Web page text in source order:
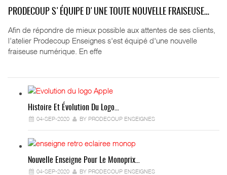
PRODECOUP S'ÉQUIPE D'UNE TOUTE NOUVELLE FRAISEUSE…
Afin de répondre de mieux possible aux attentes de ses clients,
l’atelier Prodecoup Enseignes s'est équipé d'une nouvelle
fraiseuse numérique. En effe
Histoire Et Évolution Du Logo…
04-SEP-2020 BY PRODECOUP ENSEIGNES
Nouvelle Enseigne Pour Le Monoprix…
04-SEP-2020 BY PRODECOUP ENSEIGNES